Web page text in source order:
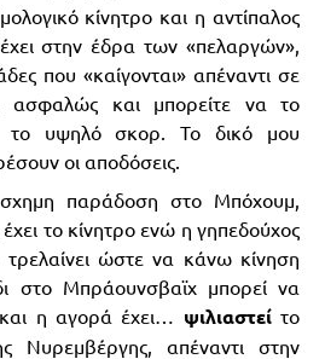
κίνητρο και η αντίπαλος
έχει στην έδρα των «πελαργών»,
που «καίγονται» απέναντι σε
ασφαλώς και μπορείτε να το
το υψηλό σκορ. Το δικό μου
οι αποδόσεις.
παράδοση στο Μπόχουμ,
το κίνητρο ενώ η γηπεδούχος
τρελαίνει ώστε να κάνω κίνηση
στο Μπράουνσβαϊχ μπορεί να
η αγορά έχει… ψιλιαστεί το
Νυρεμβέργης, απέναντι στην